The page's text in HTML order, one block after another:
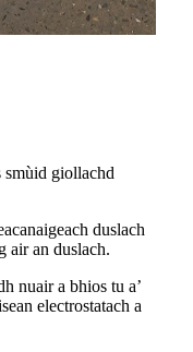
smùid giollachd
duslach
air an duslach.
nuair a bhios tu a’
electrostatach a